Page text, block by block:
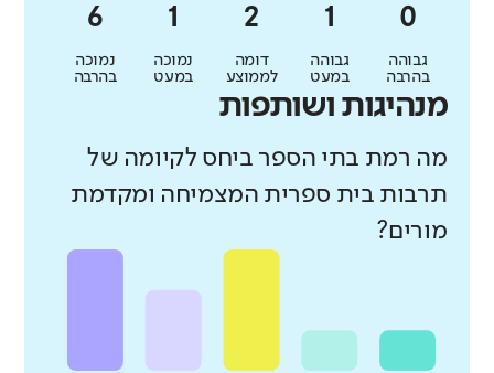
גבוהה
בהרבה
גבוהה
במעט
דומה
לממוצע
נמוכה
במעט
נמוכה
בהרבה
מנהיגות ושותפות
מה רמת בתי הספר ביחס לקיומה של
תרבות בית ספרית המצמיחה ומקדמת
מורים?